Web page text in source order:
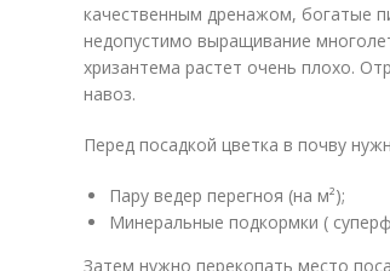
качественным дренажом, богатые
недопустимо выращивание
хризантема растет очень плохо.
навоз.
Перед посадкой цветка в почву
Пару ведер перегноя (на м²);
Минеральные подкормки (
Затем нужно перекопать место